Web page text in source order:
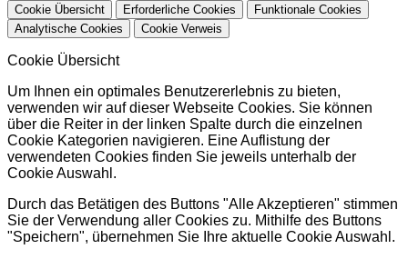
Cookie Übersicht Erforderliche Cookies
Funktionale Cookies
Analytische Cookies
Cookie Verweis
Cookie Übersicht
Um Ihnen ein optimales Benutzererlebnis zu bieten,
verwenden wir auf dieser Webseite Cookies. Sie können
über die Reiter in der linken Spalte durch die einzelnen
Cookie Kategorien navigieren. Eine Auflistung der
verwendeten Cookies finden Sie jeweils unterhalb der
Cookie Auswahl.
Durch das Betätigen des Buttons "Alle Akzeptieren" stimmen
Sie der Verwendung aller Cookies zu. Mithilfe des Buttons
"Speichern", übernehmen Sie Ihre aktuelle Cookie Auswahl.